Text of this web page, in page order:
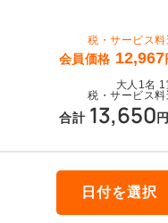
充は希望制でございま
税・サービス料
会員価格 12,967
大人 1名 1
税・サービス料
合計 13,650 円
日付を選択